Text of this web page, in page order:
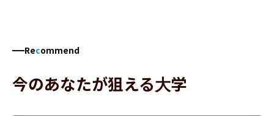
Recommend
今のあなたが狙える大学